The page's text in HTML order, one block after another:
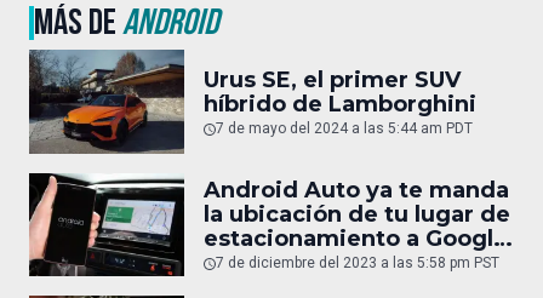
MÁS DEANDROID
Urus SE, el primer SUV
híbrido de Lamborghini
7 de mayo del 2024 a las 5:44 am PDT
Android Auto ya te manda
la ubicación de tu lugar de
estacionamiento a Google
Maps
7 de diciembre del 2023 a las 5:58 pm PST